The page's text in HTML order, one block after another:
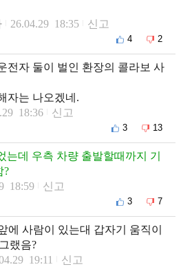
26.04.29 18:35 신고
4 2
전자 둘이 벌인 환장의 콜라보 사
자는 나오겠네.
18:36 신고
3 13
는데 우측 차량 출발할때까지 기
?
18:59 신고
3 7
에 사람이 있는대 갑자기 움직이
랬음?
19:11 신고